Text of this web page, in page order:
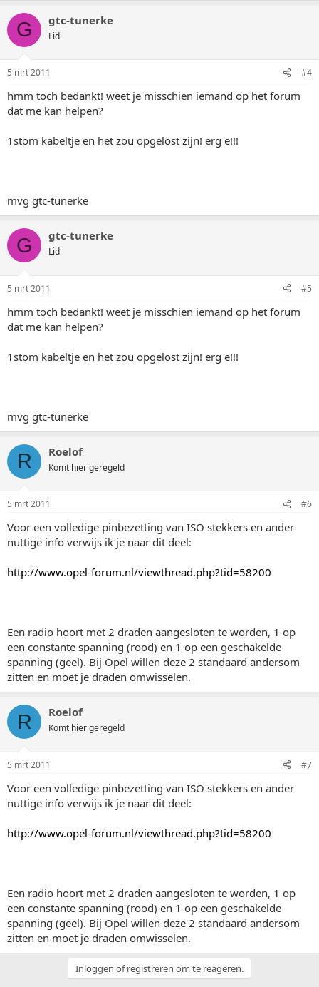
G gtc-tunerke
Lid
5 mrt 2011 #4
hmm toch bedankt! weet je misschien iemand op het forum
dat me kan helpen?
1stom kabeltje en het zou opgelost zijn! erg e!!!
mvg gtc-tunerke
G gtc-tunerke
Lid
5 mrt 2011 #5
hmm toch bedankt! weet je misschien iemand op het forum
dat me kan helpen?
1stom kabeltje en het zou opgelost zijn! erg e!!!
mvg gtc-tunerke
R Roelof
Komt hier geregeld
5 mrt 2011 #6
Voor een volledige pinbezetting van ISO stekkers en ander
nuttige info verwijs ik je naar dit deel:
http://www.opel-forum.nl/viewthread.php?tid=58200
Een radio hoort met 2 draden aangesloten te worden, 1 op
een constante spanning (rood) en 1 op een geschakelde
spanning (geel). Bij Opel willen deze 2 standaard andersom
zitten en moet je draden omwisselen.
R Roelof
Komt hier geregeld
5 mrt 2011 #7
Voor een volledige pinbezetting van ISO stekkers en ander
nuttige info verwijs ik je naar dit deel:
http://www.opel-forum.nl/viewthread.php?tid=58200
Een radio hoort met 2 draden aangesloten te worden, 1 op
een constante spanning (rood) en 1 op een geschakelde
spanning (geel). Bij Opel willen deze 2 standaard andersom
zitten en moet je draden omwisselen.
Inloggen of registreren om te reageren.